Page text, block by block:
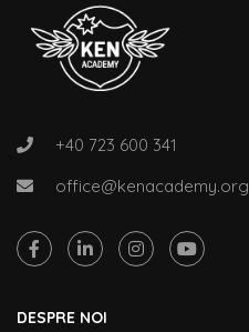
+40 723 600 341
office@kenacademy.org
DESPRE NOI